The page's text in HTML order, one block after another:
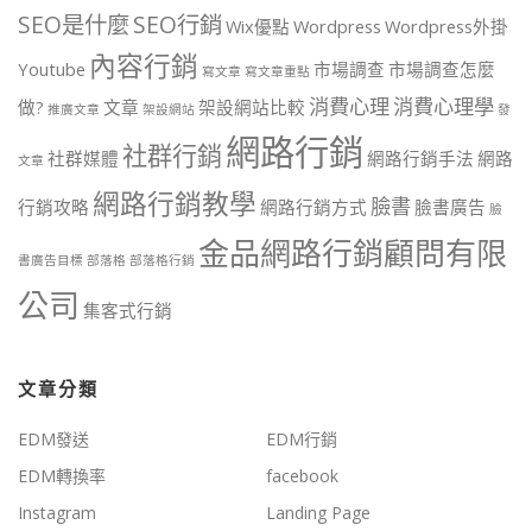
SEO是什麼SEO行銷Wix優點 Wordpress Wordpress外掛
Youtube 內容行銷 寫文章 寫文章重點 市場調查 市場調查怎麼
做? 推廣文章 文章 架設網站 架設網站比較 消費心理 消費心理學 發
文章 社群媒體 社群行銷網路行銷 網路行銷手法 網路
行銷攻略 網路行銷教學 網路行銷方式 臉書 臉書廣告 臉
書廣告目標 部落格 部落格行銷 金品網路行銷顧問有限
公司 集客式行銷
文章分類
EDM發送
EDM行銷
EDM轉換率
facebook
Instagram
Landing Page